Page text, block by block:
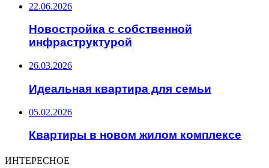
22.06.2026
Новостройка с собственной
инфраструктурой
26.03.2026
Идеальная квартира для семьи
05.02.2026
Квартиры в новом жилом комплексе
ИНТЕРЕСНОЕ